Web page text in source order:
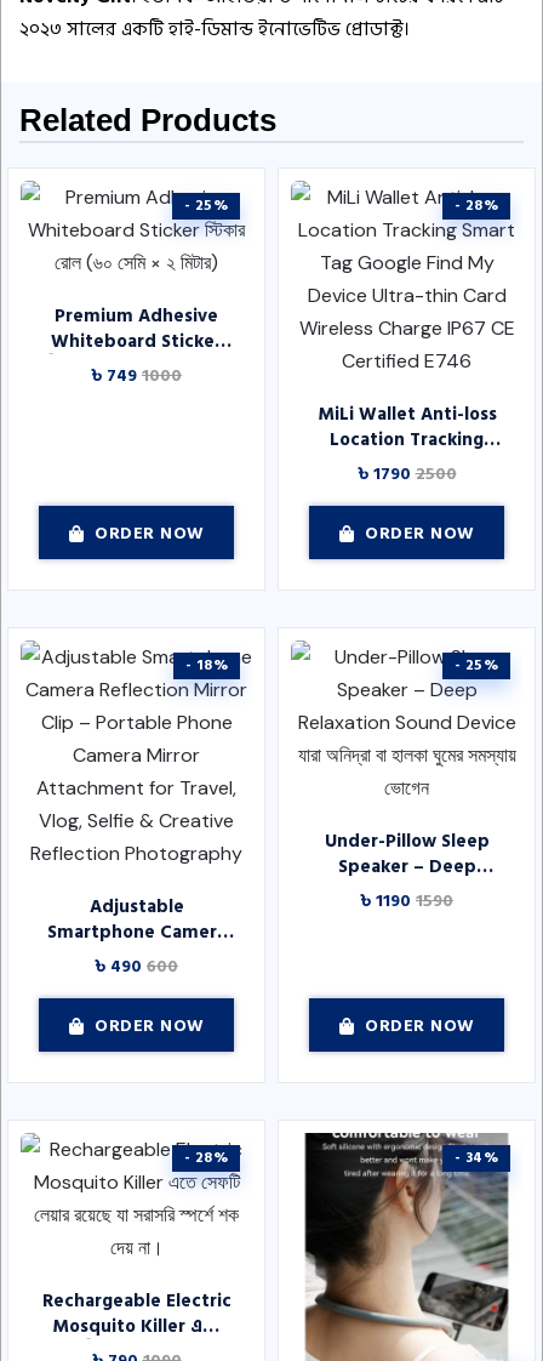
২০২৩ সালের একটি হাই-ডিমান্ড ইনোভেটিভ প্রোডাক্ট।
Related Products
- 25%
Premium Adhesive
Whiteboard Sticker
স্টিকার রোল (৬০ সেমি ×
৳ 7491000
ORDER NOW
- 28%
MiLi Wallet Anti-loss
Location Tracking
Smart Tag Google
thin Card Wireless
Charge IP67 CE
Certified E746
৳ 17902500
ORDER NOW
- 18%
Adjustable
Smartphone Camera
Reflection Mirror Clip
Camera Mirror
Attachment for
Travel, Vlog, Selfie &
৳ 490 600
ORDER NOW
- 25%
Under-Pillow Sleep
Speaker – Deep
Relaxation Sound
৳ 1190 1590
ORDER NOW
- 28%
Rechargeable Electric
Mosquito Killer এতে
সেফটি লেয়ার রয়েছে যা
- 34%